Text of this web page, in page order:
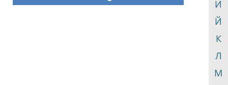
И
Й
К
Л
М